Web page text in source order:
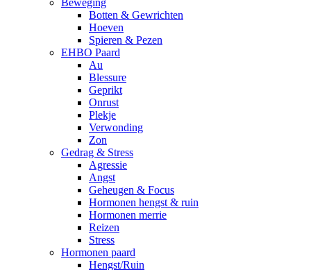
Beweging
Botten & Gewrichten
Hoeven
Spieren & Pezen
EHBO Paard
Au
Blessure
Geprikt
Onrust
Plekje
Verwonding
Zon
Gedrag & Stress
Agressie
Angst
Geheugen & Focus
Hormonen hengst & ruin
Hormonen merrie
Reizen
Stress
Hormonen paard
Hengst/Ruin